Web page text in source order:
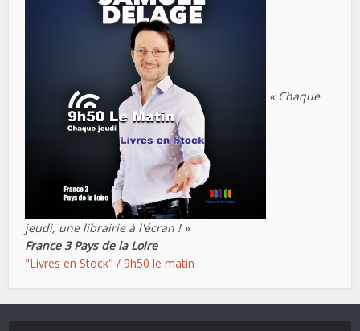
« Chaque
jeudi, une librairie à l'écran ! »
France 3 Pays de la Loire
"Livres en Stock" / 9h50 le matin